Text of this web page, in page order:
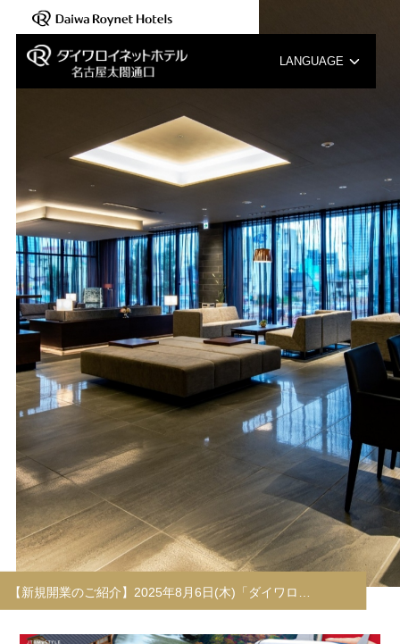
LANGUAGE
中文（簡体字）
한국어
【新規開業のご紹介】2025年8月6日(木)「ダイワロ…